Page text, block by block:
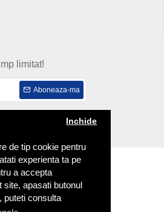
de tip cookie pentru
experienta ta pe
a accepta
site, apasati butonul
puteti consulta
Inchide
limitat!
Aboneaza-ma